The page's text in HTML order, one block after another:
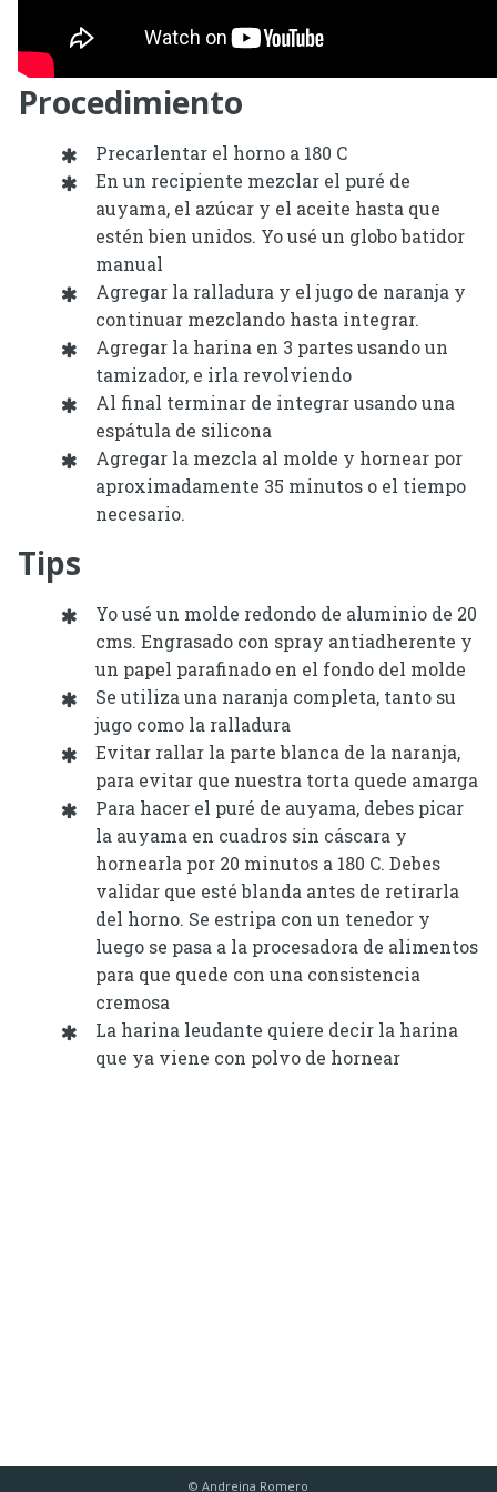
Procedimiento
Precarlentar el horno a 180 C
En un recipiente mezclar el puré de
auyama, el azúcar y el aceite hasta que
estén bien unidos. Yo usé un globo batidor
manual
Agregar la ralladura y el jugo de naranja y
continuar mezclando hasta integrar.
Agregar la harina en 3 partes usando un
tamizador, e irla revolviendo
Al final terminar de integrar usando una
espátula de silicona
Agregar la mezcla al molde y hornear por
aproximadamente 35 minutos o el tiempo
necesario.
Tips
Yo usé un molde redondo de aluminio de 20
cms. Engrasado con spray antiadherente y
un papel parafinado en el fondo del molde
Se utiliza una naranja completa, tanto su
jugo como la ralladura
Evitar rallar la parte blanca de la naranja,
para evitar que nuestra torta quede amarga
Para hacer el puré de auyama, debes picar
la auyama en cuadros sin cáscara y
hornearla por 20 minutos a 180 C. Debes
validar que esté blanda antes de retirarla
del horno. Se estripa con un tenedor y
luego se pasa a la procesadora de alimentos
para que quede con una consistencia
cremosa
La harina leudante quiere decir la harina
que ya viene con polvo de hornear
© Andreina Romero